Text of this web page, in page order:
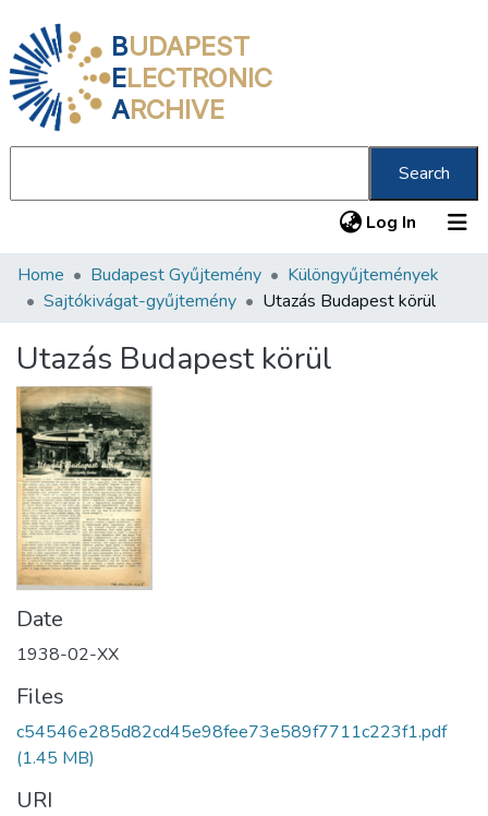
BUDAPEST
ELECTRONIC
ARCHIVE
Search
Log In (current)
Communities & Collections
Statistics
About us
Home Budapest Gyűjtemény
Különgyűjtemények
Sajtókivágat-gyűjtemény
Utazás Budapest körül
Utazás Budapest körül
Date
1938-02-XX
Files
c54546e285d82cd45e98fee73e589f7711c223f1.pdf
(1.45 MB)
URI